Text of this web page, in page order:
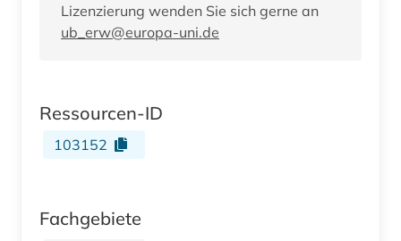
Lizenzierung wenden Sie sich gerne an
ub_erw@europa-uni.de
Ressourcen-ID
103152
Fachgebiete